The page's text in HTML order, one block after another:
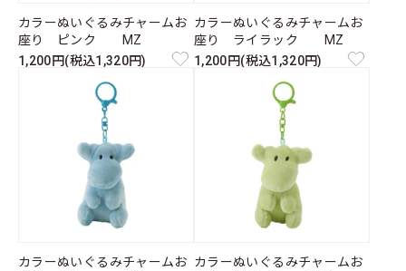
カラーぬいぐるみチャームお
座り ピンク MZ
1,200円(税込1,320円)
カラーぬいぐるみチャームお
座り ライラック MZ
1,200円(税込1,320円)
カラーぬいぐるみチャームお カラーぬいぐるみチャームお